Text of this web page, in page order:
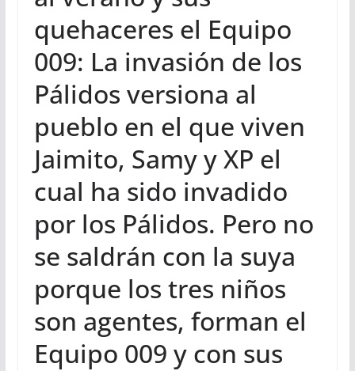
quehaceres el Equipo
009: La invasión de los
Pálidos versiona al
pueblo en el que viven
Jaimito, Samy y XP el
cual ha sido invadido
por los Pálidos. Pero no
se saldrán con la suya
porque los tres niños
son agentes, forman el
Equipo 009 y con sus